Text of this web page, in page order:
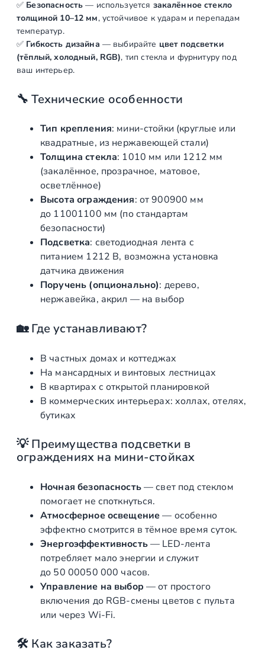
✅ Безопасность — используется закалённое стекло
толщиной 10–12 мм, устойчивое к ударам и перепадам
температур.
✅ Гибкость дизайна — выбирайте цвет подсветки
(тёплый, холодный, RGB), тип стекла и фурнитуру под
ваш интерьер.
🔧 Технические особенности
Тип крепления: мини-стойки (круглые или
квадратные, из нержавеющей стали)
Толщина стекла: 1010 мм или 1212 мм
(закалённое, прозрачное, матовое,
осветлённое)
Высота ограждения: от900900 мм
до 11001100 мм (по стандартам
безопасности)
Подсветка: светодиодная лента с
питанием 1212 В, возможна установка
датчика движения
Поручень (опционально): дерево,
нержавейка, акрил — на выбор
🏡 Где устанавливают?
В частных домах и коттеджах
На мансардных и винтовых лестницах
В квартирах с открытой планировкой
В коммерческих интерьерах: холлах, отелях,
бутиках
💡 Преимущества подсветки в
ограждениях на мини-стойках
Ночная безопасность— свет под стеклом
помогает не споткнуться.
Атмосферное освещение— особенно
эффектно смотрится в тёмное время суток.
Энергоэффективность— LED-лента
потребляет мало энергии и служит
до 50 00050 000 часов.
Управление на выбор — от простого
включения до RGB-смены цветов с пульта
или через Wi-Fi.
🛠 Как заказать?